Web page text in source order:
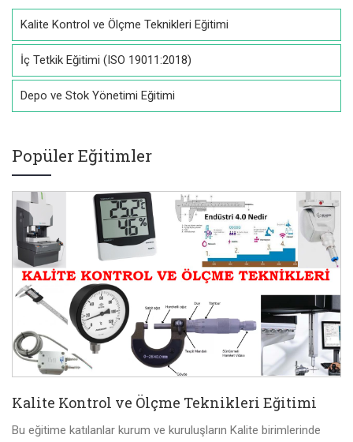
Kalite Kontrol ve Ölçme Teknikleri Eğitimi
İç Tetkik Eğitimi (ISO 19011:2018)
Depo ve Stok Yönetimi Eğitimi
Popüler Eğitimler
Kalite Kontrol ve Ölçme Teknikleri Eğitimi
Bu eğitime katılanlar kurum ve kuruluşların Kalite birimlerinde